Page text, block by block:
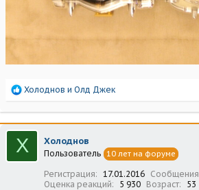
Р
а
к
ц
и
и
Холоднов и Олд Джек
Х Холоднов
Пользователь 10 лет на форуме
Регистрация 17.01.2016 Сообщения
Оценка реакций
5 930 Возраст 53